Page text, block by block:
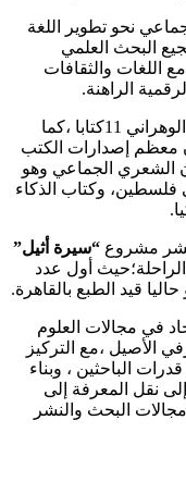
نحو تطوير اللغة
البحث العلمي
اللغات والثقافات
الراهنة.
أما في مجال النشر ،فقد أصدرت أكاديمية الوهراني 11كتابا ،كما
أن معظم إصدارات الكتب
الشعري الجماعي وهو
وكتاب الذكاء
مشروع “سيرة أثيل”
أول عدد
قيد الطبع بالقاهرة.
في مجالات العلوم
الأصيل ،مع التركيز
الباحثين ، وبناء
نقل المعرفة إلى
البحث والنشر